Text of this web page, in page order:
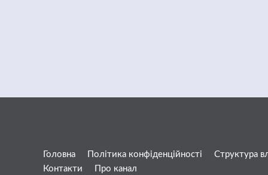
Головна Політика конфіденційності Структура
Контакти
Про канал